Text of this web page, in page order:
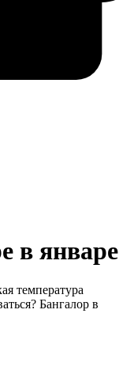
в январе
температура
Бангалор в